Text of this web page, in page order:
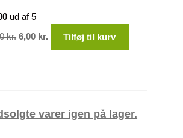
ud af 5
kr. 6,00 kr. Tilføj til kurv
varer igen på lager.